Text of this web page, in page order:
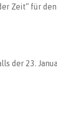
Zeit“ für den
der 23.